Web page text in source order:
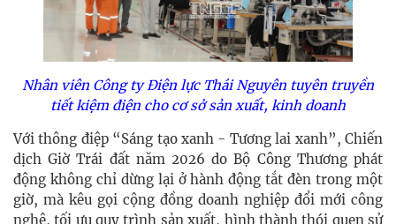
Nhân viên Công ty Điện lực Thái Nguyên tuyên truyền
tiết kiệm điện cho cơ sở sản xuất, kinh doanh
Với thông điệp “Sáng tạo xanh - Tương lai xanh”, Chiến
dịch Giờ Trái đất năm 2026 do Bộ Công Thương phát
động không chỉ dừng lại ở hành động tắt đèn trong một
giờ, mà kêu gọi cộng đồng doanh nghiệp đổi mới công
nghệ, tối ưu quy trình sản xuất, hình thành thói quen sử